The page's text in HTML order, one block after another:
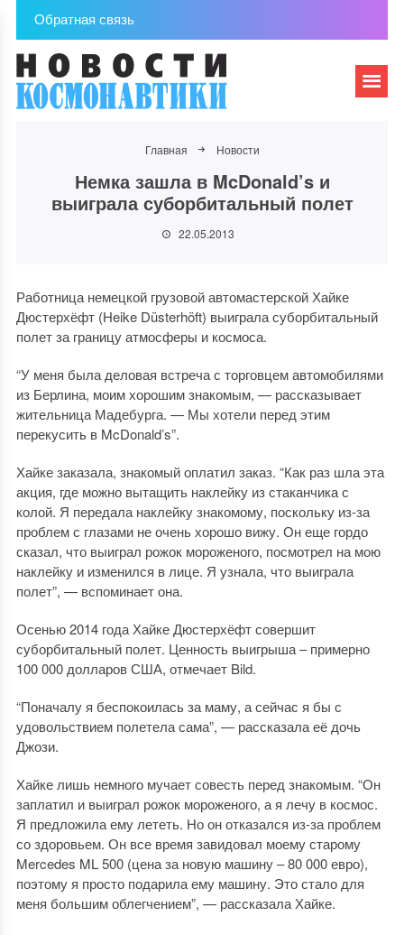
Обратная связь
Главная Новости
Немка зашла в McDonald’s и
выиграла суборбитальный полет
22.05.2013
Работница немецкой грузовой автомастерской Хайке
Дюстерхёфт (Heike Düsterhöft) выиграла суборбитальный
полет за границу атмосферы и космоса.
“У меня была деловая встреча с торговцем автомобилями
из Берлина, моим хорошим знакомым, — рассказывает
жительница Мадебурга. — Мы хотели перед этим
перекусить в McDonald’s”.
Хайке заказала, знакомый оплатил заказ. “Как раз шла эта
акция, где можно вытащить наклейку из стаканчика с
колой. Я передала наклейку знакомому, поскольку из-за
проблем с глазами не очень хорошо вижу. Он еще гордо
сказал, что выиграл рожок мороженого, посмотрел на мою
наклейку и изменился в лице. Я узнала, что выиграла
полет”, — вспоминает она.
Осенью 2014 года Хайке Дюстерхёфт совершит
суборбитальный полет. Ценность выигрыша – примерно
100 000 долларов США, отмечает Bild.
“Поначалу я беспокоилась за маму, а сейчас я бы с
удовольствием полетела сама”, — рассказала её дочь
Джози.
Хайке лишь немного мучает совесть перед знакомым. “Он
заплатил и выиграл рожок мороженого, а я лечу в космос.
Я предложила ему лететь. Но он отказался из-за проблем
со здоровьем. Он все время завидовал моему старому
Mercedes ML 500 (цена за новую машину – 80 000 евро),
поэтому я просто подарила ему машину. Это стало для
меня большим облегчением”, — рассказала Хайке.